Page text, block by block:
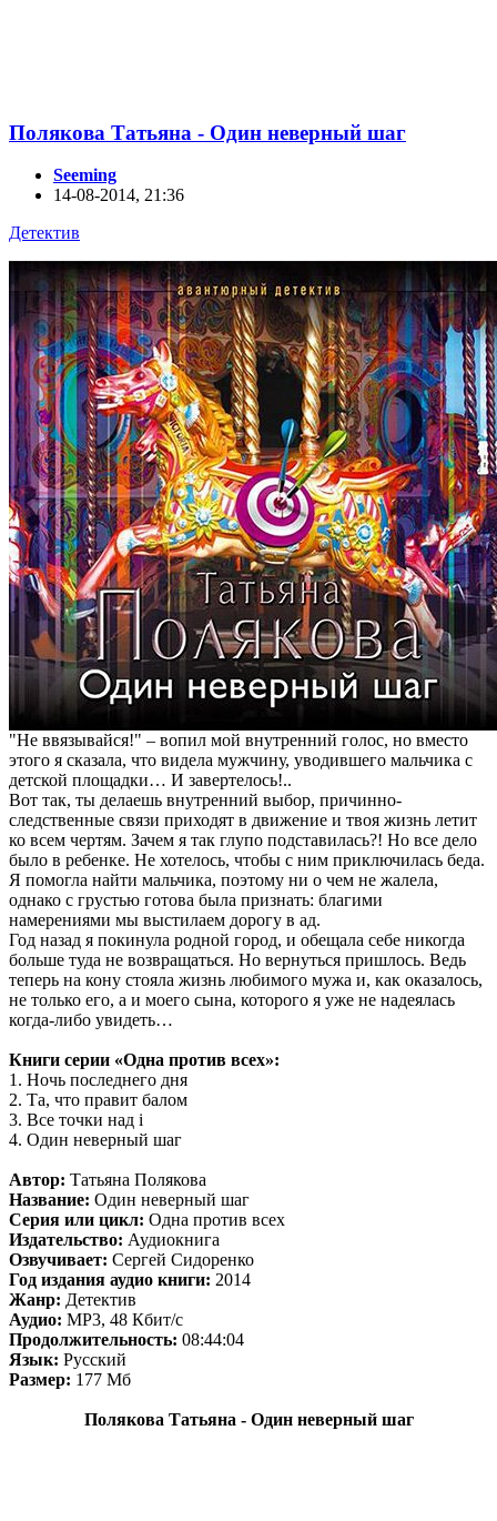
Полякова Татьяна - Один неверный шаг
Seeming
14-08-2014, 21:36
Детектив
"Не ввязывайся!" – вопил мой внутренний голос, но вместо
этого я сказала, что видела мужчину, уводившего мальчика с
детской площадки… И завертелось!..
Вот так, ты делаешь внутренний выбор, причинно-
следственные связи приходят в движение и твоя жизнь летит
ко всем чертям. Зачем я так глупо подставилась?! Но все дело
было в ребенке. Не хотелось, чтобы с ним приключилась беда.
Я помогла найти мальчика, поэтому ни о чем не жалела,
однако с грустью готова была признать: благими
намерениями мы выстилаем дорогу в ад.
Год назад я покинула родной город, и обещала себе никогда
больше туда не возвращаться. Но вернуться пришлось. Ведь
теперь на кону стояла жизнь любимого мужа и, как оказалось,
не только его, а и моего сына, которого я уже не надеялась
когда-либо увидеть…
Книги серии «Одна против всех»:
1. Ночь последнего дня
2. Та, что правит балом
3. Все точки над i
4. Один неверный шаг
Автор: Татьяна Полякова
Название: Один неверный шаг
Серия или цикл: Одна против всех
Издательство: Аудиокнига
Озвучивает: Сергей Сидоренко
Год издания аудио книги: 2014
Жанр: Детектив
Аудио: MP3, 48 Кбит/с
Продолжительность: 08:44:04
Язык: Русский
Размер: 177 Мб
Полякова Татьяна - Один неверный шаг